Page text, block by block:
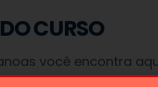
CURSO
você encontra